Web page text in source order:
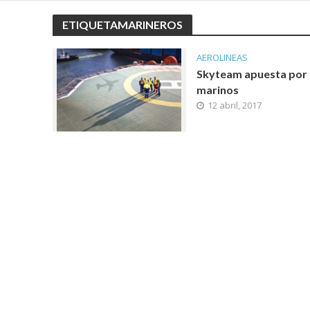
ETIQUETAMARINEROS
AEROLINEAS
Skyteam apuesta por
marinos
12 abril, 2017